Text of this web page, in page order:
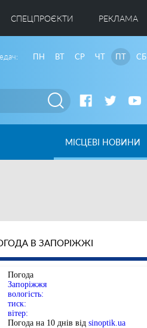
CПЕЦПРОЄКТИ РЕКЛАМА
ПН ВТ СР ЧТ ПТ СБ
МІСЦЕВІ НОВИНИ
В ЗАПОРІЖЖІ
Погода
Запоріжжя
вологість:
тиск:
вітер:
Погода на 10 днів від sinoptik.ua